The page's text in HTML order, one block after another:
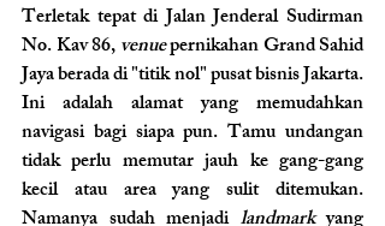
Terletak tepat di Jalan Jenderal Sudirman
No. Kav 86, venue pernikahan Grand Sahid
Jaya berada di "titik nol" pusat bisnis Jakarta.
Ini adalah alamat yang memudahkan
navigasi bagi siapa pun. Tamu undangan
tidak perlu memutar jauh ke gang-gang
kecil atau area yang sulit ditemukan.